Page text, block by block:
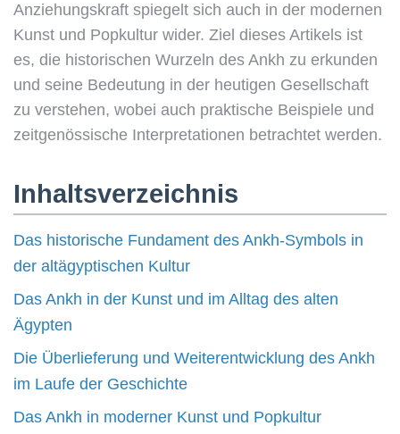
Anziehungskraft spiegelt sich auch in der modernen
Kunst und Popkultur wider. Ziel dieses Artikels ist
es, die historischen Wurzeln des Ankh zu erkunden
und seine Bedeutung in der heutigen Gesellschaft
zu verstehen, wobei auch praktische Beispiele und
zeitgenössische Interpretationen betrachtet werden.
Inhaltsverzeichnis
Das historische Fundament des Ankh-Symbols in
der altägyptischen Kultur
Das Ankh in der Kunst und im Alltag des alten
Ägypten
Die Überlieferung und Weiterentwicklung des Ankh
im Laufe der Geschichte
Das Ankh in moderner Kunst und Popkultur